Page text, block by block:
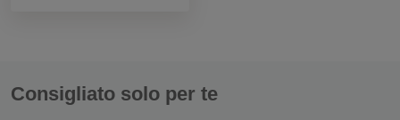
Consigliato solo per te